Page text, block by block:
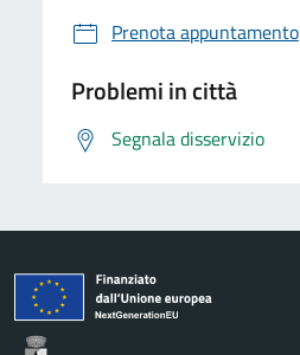
Prenota appuntamento
Problemi in città
Segnala disservizio